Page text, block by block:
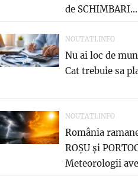
de SCHIMBARI...
NOUTATI.INFO
Nu ai loc de
Cat trebuie sa
NOUTATI.INFO
România
ROȘU și
Meteorologii